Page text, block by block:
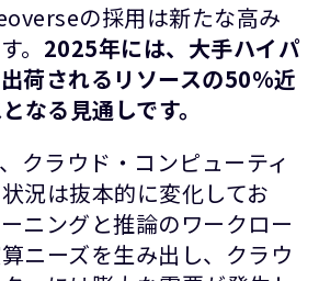
の採用は新たな高み
。 2025年には、大手ハイパ
荷されるリソースの50%近
なる見通しです。
クラウド・コンピューティ
況は抜本的に変化してお
ニングと推論のワークロー
ニーズを生み出し、クラウ